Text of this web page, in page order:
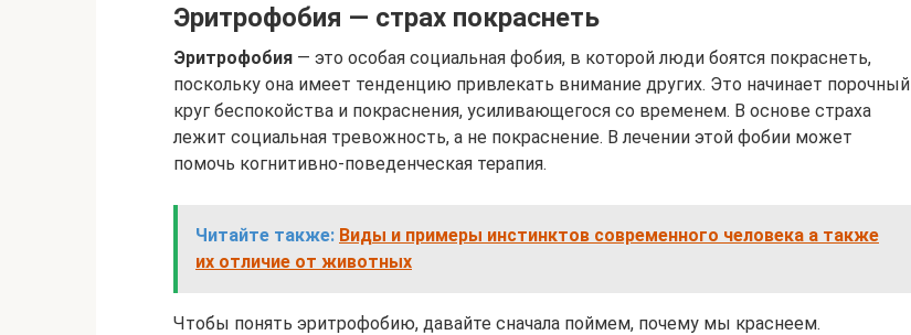
Эритрофобия — страх покраснеть
Эритрофобия — это особая социальная фобия, в которой люди боятся покраснеть,
поскольку она имеет тенденцию привлекать внимание других. Это начинает порочный
круг беспокойства и покраснения, усиливающегося со временем. В основе страха
лежит социальная тревожность, а не покраснение. В лечении этой фобии может
помочь когнитивно-поведенческая терапия.
Читайте также: Виды и примеры инстинктов современного человека а также
их отличие от животных
Чтобы понять эритрофобию, давайте сначала поймем, почему мы краснеем.